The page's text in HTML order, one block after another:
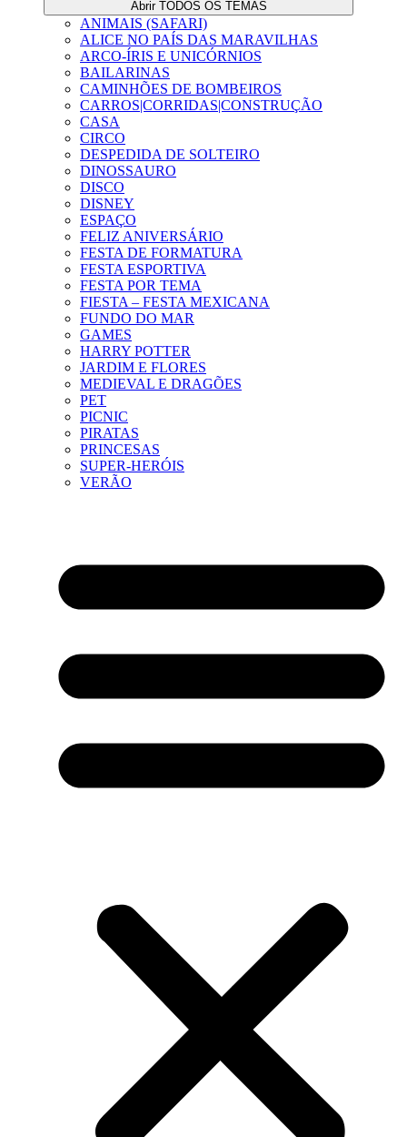
Abrir TODOS OS TEMAS
ANIMAIS (SAFARI)
ALICE NO PAÍS DAS MARAVILHAS
ARCO-ÍRIS E UNICÓRNIOS
BAILARINAS
CAMINHÕES DE BOMBEIROS
CARROS|CORRIDAS|CONSTRUÇÃO
CASA
CIRCO
DESPEDIDA DE SOLTEIRO
DINOSSAURO
DISCO
DISNEY
ESPAÇO
FELIZ ANIVERSÁRIO
FESTA DE FORMATURA
FESTA ESPORTIVA
FESTA POR TEMA
FIESTA – FESTA MEXICANA
FUNDO DO MAR
GAMES
HARRY POTTER
JARDIM E FLORES
MEDIEVAL E DRAGÕES
PET
PICNIC
PIRATAS
PRINCESAS
SUPER-HERÓIS
VERÃO